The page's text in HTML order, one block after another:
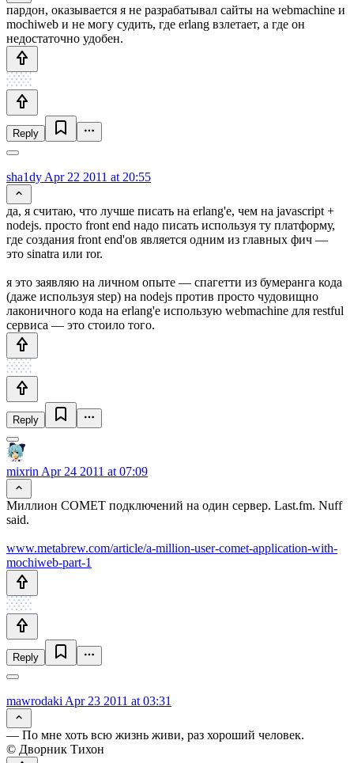
пардон, оказывается я не разрабатывал сайты на webmachine и
mochiweb и не могу судить, где erlang взлетает, а где он
недостаточно удобен.
Reply
sha1dy Apr 22 2011 at 20:55
да, я считаю, что лучше писать на erlang'е, чем на javascript +
nodejs. просто front end надо писать используя ту платформу,
где создания front end'ов является одним из главных фич —
это sinatra или ror.
я это заявляю на личном опыте — спагетти из бумеранга кода
(даже используя step) на nodejs против просто чудовищно
лаконичного кода на erlang'е использую webmachine для restful
сервиса — это стоило того.
Reply
mixrin Apr 24 2011 at 07:09
Миллион COMET подключений на один сервер. Last.fm. Nuff
said.
www.metabrew.com/article/a-million-user-comet-application-with-
mochiweb-part-1
Reply
mawrodaki Apr 23 2011 at 03:31
— По мне хоть всю жизнь живи, раз хороший человек.
© Дворник Тихон